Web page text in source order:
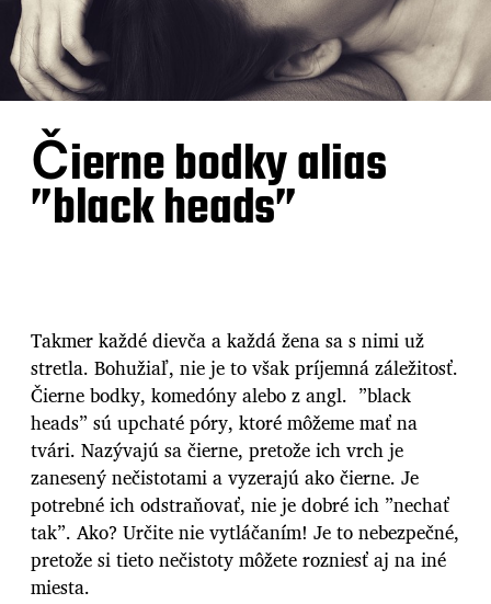
Čierne bodky alias
”black heads”
Takmer každé dievča a každá žena sa s nimi už
stretla. Bohužiaľ, nie je to však príjemná záležitosť.
Čierne bodky, komedóny alebo z angl. ”black
heads” sú upchaté póry, ktoré môžeme mať na
tvári. Nazývajú sa čierne, pretože ich vrch je
zanesený nečistotami a vyzerajú ako čierne. Je
potrebné ich odstraňovať, nie je dobré ich ”nechať
tak”. Ako? Určite nie vytláčaním! Je to nebezpečné,
pretože si tieto nečistoty môžete rozniesť aj na iné
miesta.